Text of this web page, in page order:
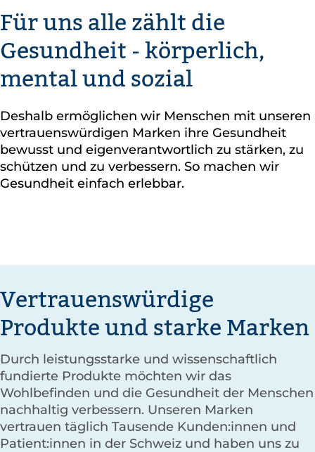
Für uns alle zählt die
Gesundheit - körperlich,
mental und sozial
Deshalb ermöglichen wir Menschen mit unseren
vertrauenswürdigen Marken ihre Gesundheit
bewusst und eigenverantwortlich zu stärken, zu
schützen und zu verbessern. So machen wir
Gesundheit einfach erlebbar.
Vertrauenswürdige
Produkte und starke Marken
Durch leistungsstarke und wissenschaftlich
fundierte Produkte möchten wir das
Wohlbefinden und die Gesundheit der Menschen
nachhaltig verbessern. Unseren Marken
vertrauen täglich Tausende Kunden:innen und
Patient:innen in der Schweiz und haben uns zu